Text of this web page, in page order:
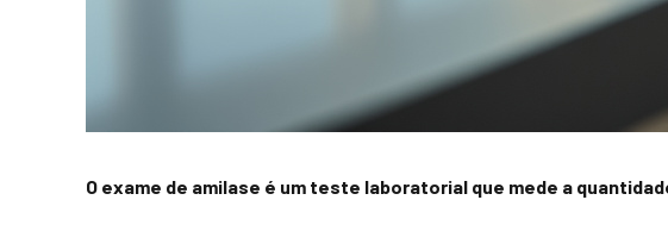
O exame de amilase é um teste laboratorial que mede a